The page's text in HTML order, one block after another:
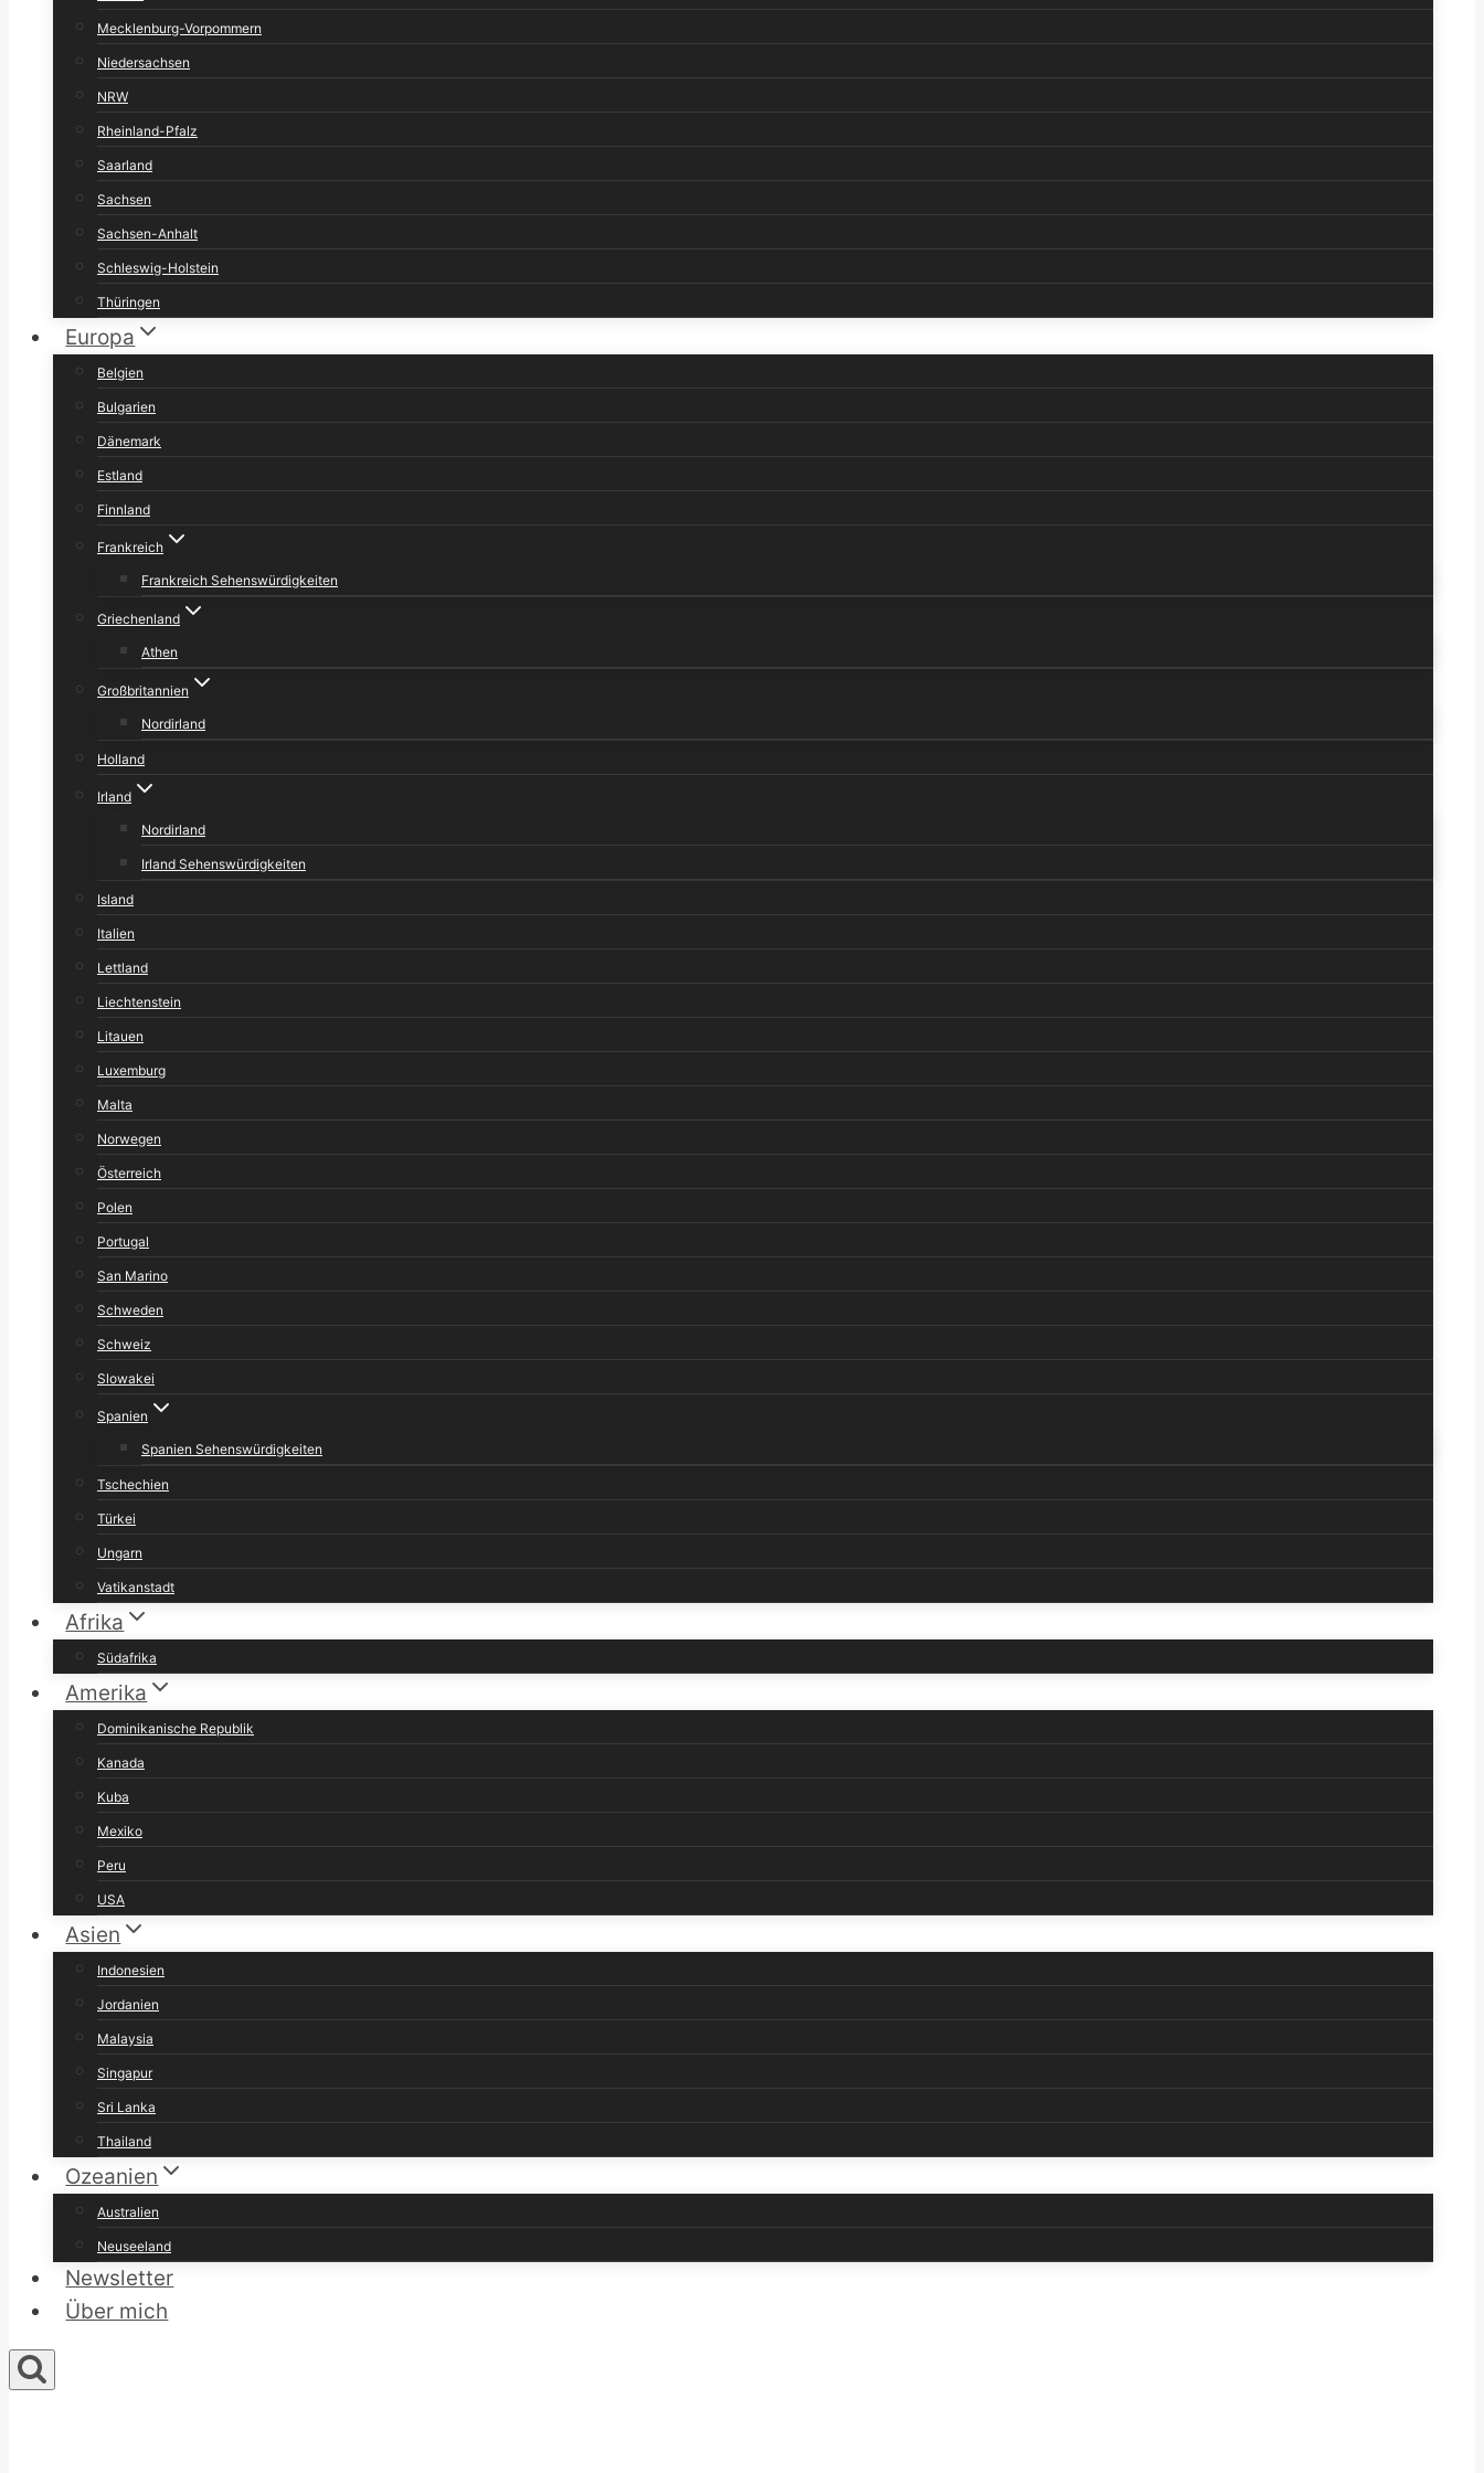
Mecklenburg-Vorpommern
Niedersachsen
NRW
Rheinland-Pfalz
Saarland
Sachsen
Sachsen-Anhalt
Schleswig-Holstein
Thüringen
Europa
Belgien
Bulgarien
Dänemark
Estland
Finnland
Frankreich
Frankreich Sehenswürdigkeiten
Griechenland
Athen
Großbritannien
Nordirland
Holland
Irland
Nordirland
Irland Sehenswürdigkeiten
Island
Italien
Lettland
Liechtenstein
Litauen
Luxemburg
Malta
Norwegen
Österreich
Polen
Portugal
San Marino
Schweden
Schweiz
Slowakei
Spanien
Spanien Sehenswürdigkeiten
Tschechien
Türkei
Ungarn
Vatikanstadt
Afrika
Südafrika
Amerika
Dominikanische Republik
Kanada
Kuba
Mexiko
Peru
USA
Asien
Indonesien
Jordanien
Malaysia
Singapur
Sri Lanka
Thailand
Ozeanien
Australien
Neuseeland
Newsletter
Über mich